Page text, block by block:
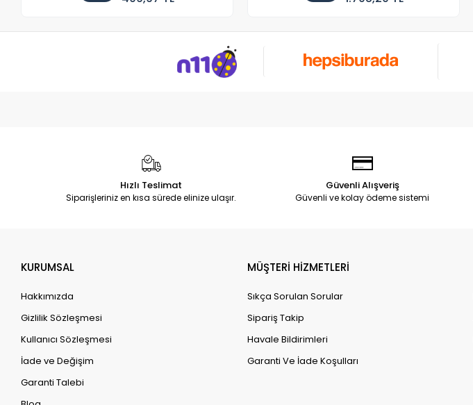
Hızlı Teslimat
Siparişleriniz en kısa sürede elinize ulaşır.
Güvenli Alışveriş
Güvenli ve kolay ödeme sistemi
KURUMSAL
Hakkımızda
Gizlilik Sözleşmesi
Kullanıcı Sözleşmesi
İade ve Değişim
Garanti Talebi
MÜŞTERİ HİZMETLERİ
Sıkça Sorulan Sorular
Sipariş Takip
Havale Bildirimleri
Garanti Ve İade Koşulları